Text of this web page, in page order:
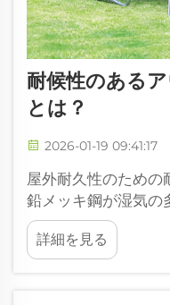
耐候性のある
とは？
2026-01-19 09:41:17
屋外耐久性のための
鉛メッキ鋼が湿気の
でアルミニウムやフ
いる理由。屋外用
塩分を含んだ空気は
詳細を見る